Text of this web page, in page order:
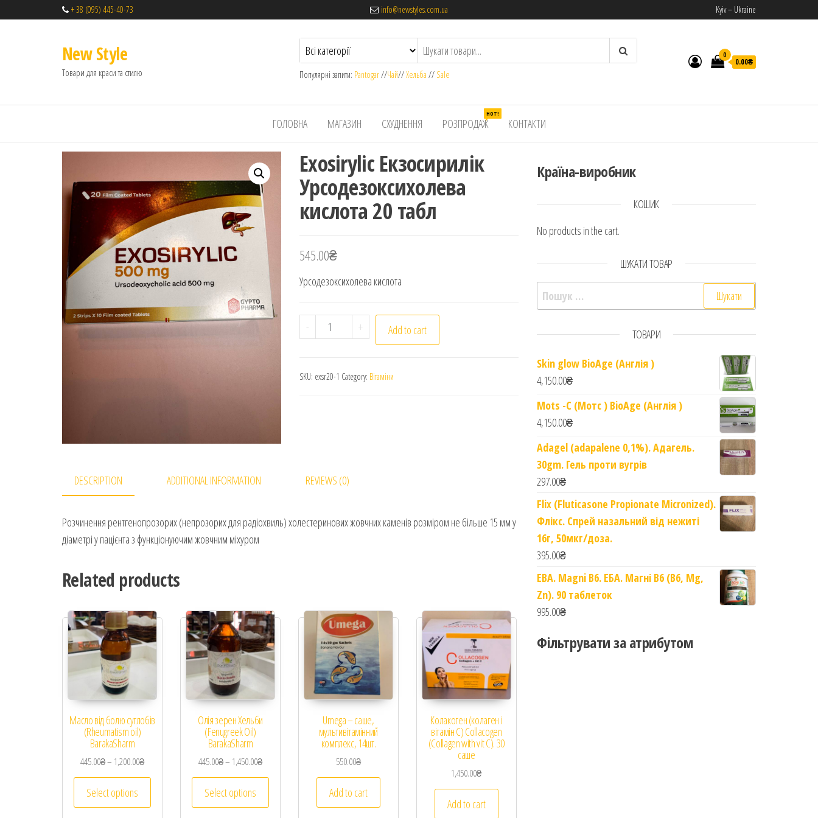
+ 38 (095) 445-40-73 info@newstyles.com.ua Kyiv – Ukraine
New Style
Товари для краси та стилю Популярні запити: Pantogar//Чай//Хельба // Sale
0
0.00₴
ГОЛОВНА МАГАЗИН СХУДНЕННЯ РОЗПРОДАЖ
HOT!
КОНТАКТИ
Exosirylic Екзосирилік
Урсодезоксихолева
кислота 20 табл
545.00₴
Урсодезоксихолева кислота
- Exosirylic Екзосирилік Урсодезоксихолева кислота 20 табл quantity
+ Add to cart
SKU: exsr20-1 Category: Вітаміни
DESCRIPTION ADDITIONAL INFORMATION REVIEWS (0)
Розчинення рентгенопрозорих (непрозорих для радіохвиль) холестеринових жовчних каменів розміром не більше 15 мм у
діаметрі у пацієнта з функціонуючим жовчним міхуром
Related products
Масло від болю суглобів
(Rheumatism oil)
BarakaSharm
445.00₴– 1,200.00₴
Select options
Олія зерен Хельби
(Fenugreek Oil)
BarakaSharm
445.00₴– 1,450.00₴
Select options
Umega – саше,
мультивітамінний
комплекс, 14шт.
550.00₴
Add to cart
Колакоген (колаген і
вітамін С) Collacogen
(Collagen with vit C). 30
саше
1,450.00₴
Add to cart
Країна-виробник
КОШИК
No products in the cart.
ШУКАТИ ТОВАР
Пошук:
ТОВАРИ
Skin glow BioAge (Англія )
4,150.00₴
Mots -C (Мотс ) BioAge (Англія )
4,150.00₴
Adagel (adapalene 0,1%). Адагель.
30gm. Гель проти вугрів
297.00₴
Flix (Fluticasone Propionate Micronized).
Флікс. Спрей назальний від нежиті
16г, 50мкг/доза.
395.00₴
EBA. Magni B6. ЕБА. Магні B6 (B6, Mg,
Zn). 90 таблеток
995.00₴
Фільтрувати за атрибутом